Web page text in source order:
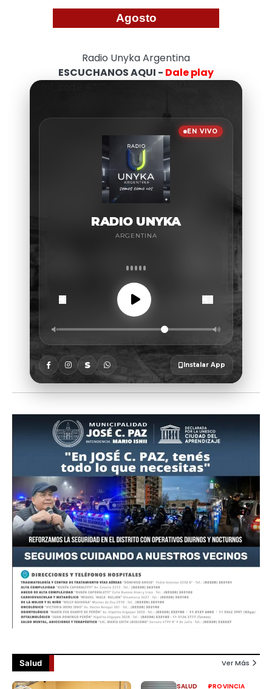
Agosto
Radio Unyka Argentina
ESCUCHANOS AQUI - Dale play
Salud Ver Más
SALUD PROVINCIA